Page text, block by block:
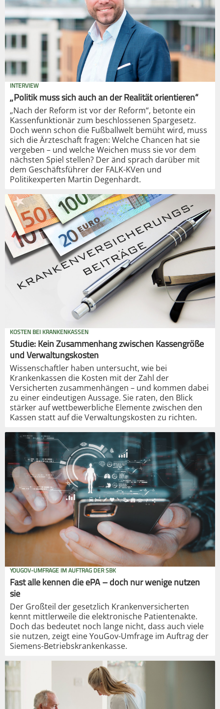
INTERVIEW
„Politik muss sich auch an der Realität orientieren“
„Nach der Reform ist vor der Reform“, betonte ein
Kassenfunktionär zum beschlossenen Spargesetz.
Doch wenn schon die Fußballwelt bemüht wird, muss
sich die Ärzteschaft fragen: Welche Chancen hat sie
vergeben – und welche Weichen muss sie vor dem
nächsten Spiel stellen? Der änd sprach darüber mit
dem Geschäftsführer der FALK-KVen und
Politikexperten Martin Degenhardt.
KOSTEN BEI KRANKENKASSEN
Studie: Kein Zusammenhang zwischen Kassengröße
und Verwaltungskosten
Wissenschaftler haben untersucht, wie bei
Krankenkassen die Kosten mit der Zahl der
Versicherten zusammenhängen – und kommen dabei
zu einer eindeutigen Aussage. Sie raten, den Blick
stärker auf wettbewerbliche Elemente zwischen den
Kassen statt auf die Verwaltungskosten zu richten.
YOUGOV-UMFRAGE IM AUFTRAG DER SBK
Fast alle kennen die ePA – doch nur wenige nutzen
sie
Der Großteil der gesetzlich Krankenversicherten
kennt mittlerweile die elektronische Patientenakte.
Doch das bedeutet noch lange nicht, dass auch viele
sie nutzen, zeigt eine YouGov-Umfrage im Auftrag der
Siemens-Betriebskrankenkasse.